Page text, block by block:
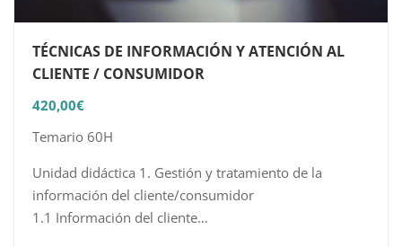
TÉCNICAS DE INFORMACIÓN Y ATENCIÓN AL
CLIENTE / CONSUMIDOR
420,00€
Temario 60H
Unidad didáctica 1. Gestión y tratamiento de la
información del cliente/consumidor
1.1 Información del cliente